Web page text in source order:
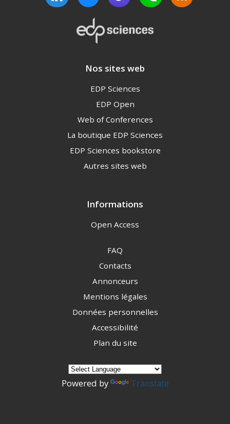
Informations
Open Access
FAQ
Contacts
Annonceurs
Mentions légales
Données personnelles
Accessibilité
Plan du site
Nos sites web
EDP Sciences
EDP Open
Web of Conferences
La boutique EDP Sciences
EDP Sciences bookstore
Autres sites web
Powered by Translate